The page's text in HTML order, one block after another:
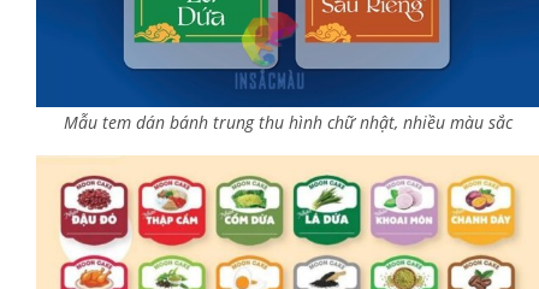
Mẫu tem dán bánh trung thu hình chữ nhật, nhiều màu sắc